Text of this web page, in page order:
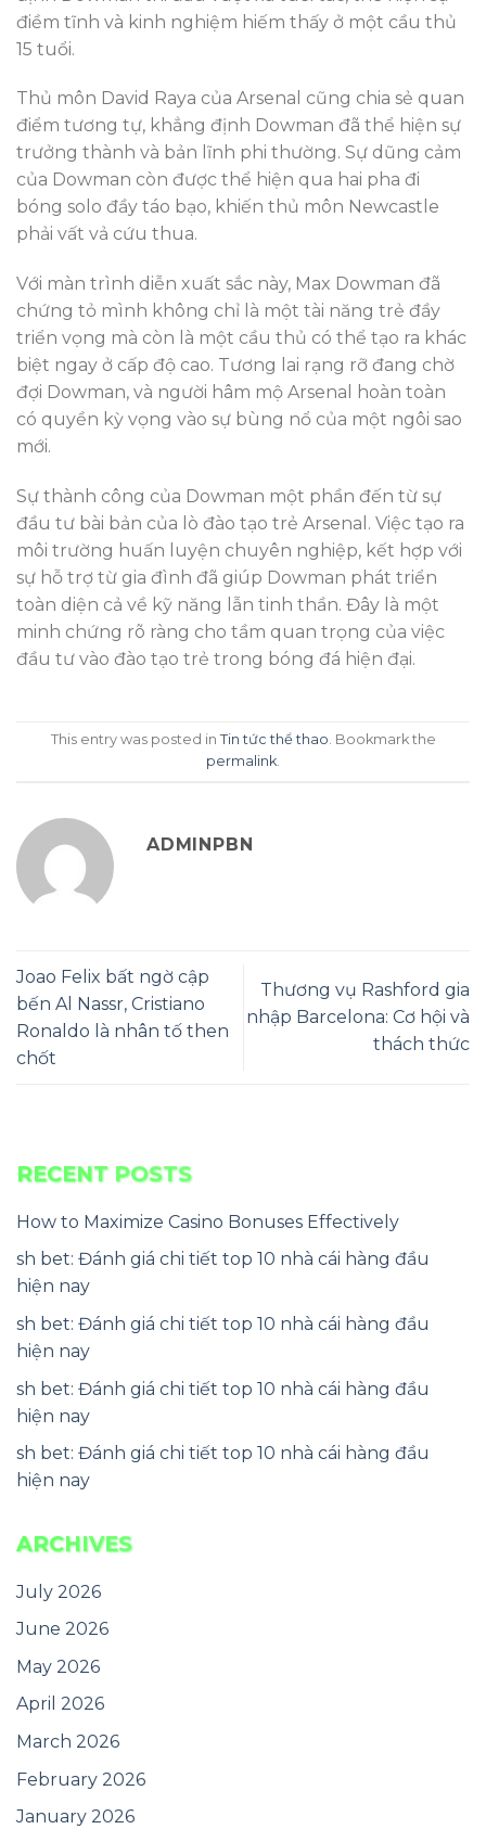
điềm tĩnh và kinh nghiệm hiếm thấy ở một cầu thủ
15 tuổi.
Thủ môn David Raya của Arsenal cũng chia sẻ quan
điểm tương tự, khẳng định Dowman đã thể hiện sự
trưởng thành và bản lĩnh phi thường. Sự dũng cảm
của Dowman còn được thể hiện qua hai pha đi
bóng solo đầy táo bạo, khiến thủ môn Newcastle
phải vất vả cứu thua.
Với màn trình diễn xuất sắc này, Max Dowman đã
chứng tỏ mình không chỉ là một tài năng trẻ đầy
triển vọng mà còn là một cầu thủ có thể tạo ra khác
biệt ngay ở cấp độ cao. Tương lai rạng rỡ đang chờ
đợi Dowman, và người hâm mộ Arsenal hoàn toàn
có quyền kỳ vọng vào sự bùng nổ của một ngôi sao
mới.
Sự thành công của Dowman một phần đến từ sự
đầu tư bài bản của lò đào tạo trẻ Arsenal. Việc tạo ra
môi trường huấn luyện chuyên nghiệp, kết hợp với
sự hỗ trợ từ gia đình đã giúp Dowman phát triển
toàn diện cả về kỹ năng lẫn tinh thần. Đây là một
minh chứng rõ ràng cho tầm quan trọng của việc
đầu tư vào đào tạo trẻ trong bóng đá hiện đại.
This entry was posted in Tin tức thể thao. Bookmark the
permalink.
ADMINPBN
Joao Felix bất ngờ cập
bến Al Nassr, Cristiano
Ronaldo là nhân tố then
chốt
Thương vụ Rashford gia
nhập Barcelona: Cơ hội và
thách thức
RECENT POSTS
How to Maximize Casino Bonuses Effectively
sh bet: Đánh giá chi tiết top 10 nhà cái hàng đầu
hiện nay
sh bet: Đánh giá chi tiết top 10 nhà cái hàng đầu
hiện nay
sh bet: Đánh giá chi tiết top 10 nhà cái hàng đầu
hiện nay
sh bet: Đánh giá chi tiết top 10 nhà cái hàng đầu
hiện nay
ARCHIVES
July 2026
June 2026
May 2026
April 2026
March 2026
February 2026
January 2026